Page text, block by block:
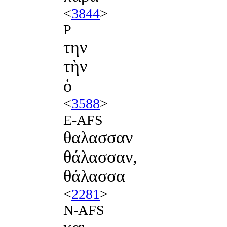
<3844>
P
την
τὴν
ὁ
<3588>
E-AFS
θαλασσαν
θάλασσαν,
θάλασσα
<2281>
N-AFS